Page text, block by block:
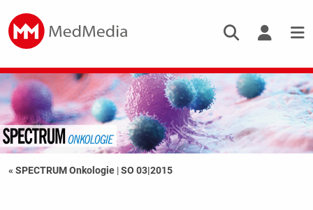
« SPECTRUM Onkologie |SO 03|2015